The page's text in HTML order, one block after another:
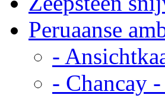
Peruaanse
-
- Chancay